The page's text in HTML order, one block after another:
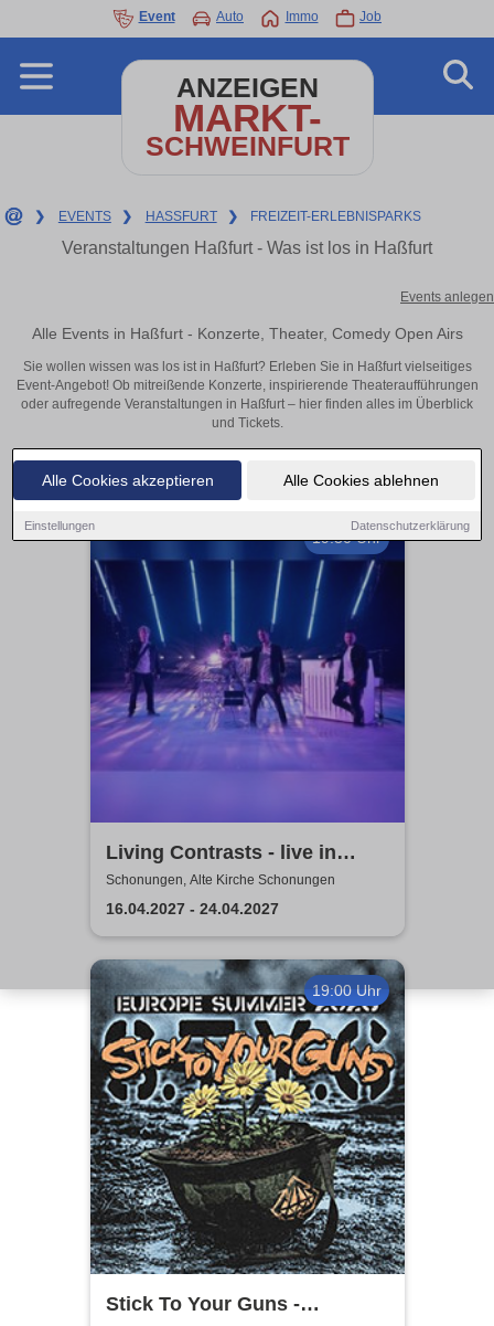
Alle Cookies akzeptieren Alle Cookies ablehnen
Einstellungen Datenschutzerklärung
Event Auto Immo Job
ANZEIGEN
MARKT-
SCHWEINFURT
❯ EVENTS ❯ HASSFURT ❯ FREIZEIT-ERLEBNISPARKS
Veranstaltungen Haßfurt - Was ist los in Haßfurt
Events anlegen
Alle Events in Haßfurt - Konzerte, Theater, Comedy Open Airs
Sie wollen wissen was los ist in Haßfurt? Erleben Sie in Haßfurt vielseitiges
Event-Angebot! Ob mitreißende Konzerte, inspirierende Theateraufführungen
oder aufregende Veranstaltungen in Haßfurt – hier finden alles im Überblick
und Tickets.
19:30 Uhr
Living Contrasts - live in
concert 2027
Schonungen, Alte Kirche Schonungen
16.04.2027 - 24.04.2027
19:00 Uhr
Stick To Your Guns -